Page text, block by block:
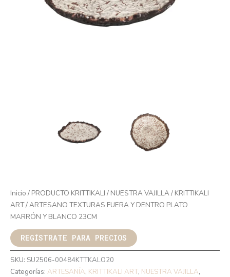
Inicio / PRODUCTO KRITTIKALI / NUESTRA VAJILLA/ KRITTIKALI
ART/ ARTESANO TEXTURAS FUERA Y DENTRO PLATO
MARRÓN Y BLANCO 23CM
REGÍSTRATE PARA PRECIOS
SKU: SU2506-00484KTTKALO20
Categorías: ARTESANÍA, KRITTIKALI ART, NUESTRA VAJILLA,